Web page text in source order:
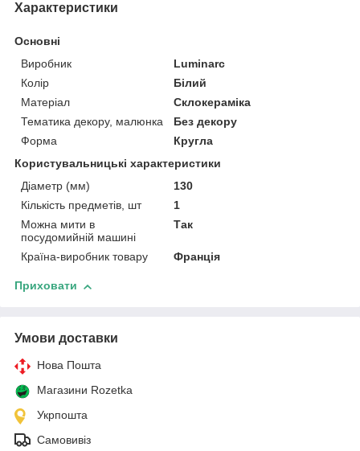
Характеристики
Основні
Виробник
Luminarc
Колір
Білий
Матеріал
Склокераміка
Тематика декору, малюнка
Без декору
Форма
Кругла
Користувальницькі характеристики
Діаметр (мм)
130
Кількість предметів, шт
1
Можна мити в
посудомийній машині
Так
Країна-виробник товару Франція
Приховати
Умови доставки
Нова Пошта
Магазини Rozetka
Укрпошта
Самовивіз